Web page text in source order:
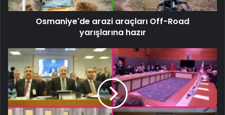
Osmaniye'de arazi araçları Off-Road
yarışlarına hazır